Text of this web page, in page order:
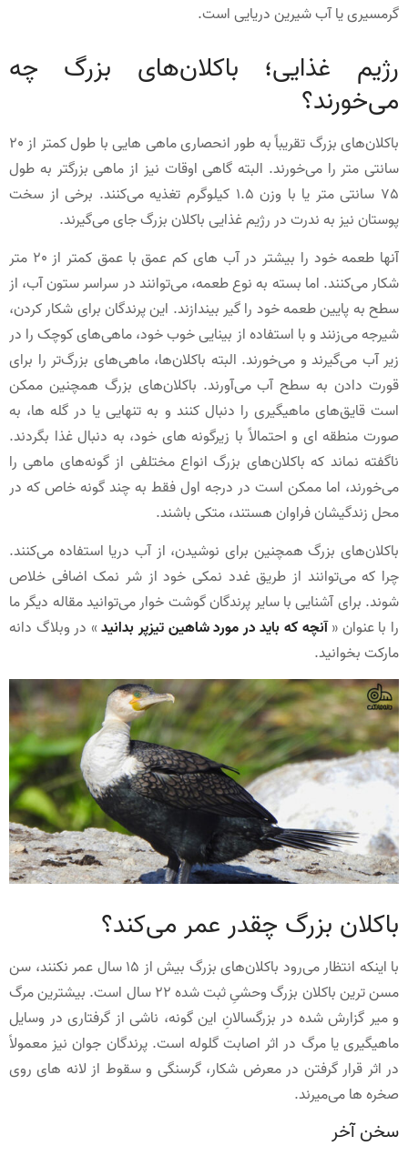
گرمسیری یا آب شیرین دریایی است.
رژیم غذایی؛ باکلان‌های بزرگ چه
می‌خورند؟
باکلان‌های بزرگ تقریباً به طور انحصاری ماهی هایی با طول کمتر از 20
سانتی متر را می‌خورند. البته گاهی اوقات نیز از ماهی بزرگتر به طول
75 سانتی متر یا با وزن 1.5 کیلوگرم تغذیه می‌کنند. برخی از سخت
پوستان نیز به ندرت در رژیم غذایی باکلان بزرگ جای می‌گیرند.
آنها طعمه خود را بیشتر در آب های کم عمق با عمق کمتر از 20 متر
شکار می‌کنند. اما بسته به نوع طعمه، می‌توانند در سراسر ستون آب، از
سطح به پایین طعمه خود را گیر بیندازند. این پرندگان برای شکار کردن،
شیرجه می‌زنند و با استفاده از بینایی خوب خود، ماهی‌های کوچک را در
زیر آب می‌گیرند و می‌خورند. البته باکلان‌ها، ماهی‌های بزرگ‌تر را برای
قورت دادن به سطح آب می‌آورند. باکلان‌های بزرگ همچنین ممکن
است قایق‌های ماهیگیری را دنبال کنند و به تنهایی یا در گله ها، به
صورت منطقه ای و احتمالاً با زیرگونه های خود، به دنبال غذا بگردند.
ناگفته نماند که باکلان‌های بزرگ انواع مختلفی از گونه‌های ماهی را
می‌خورند، اما ممکن است در درجه اول فقط به چند گونه خاص که در
محل زندگیشان فراوان هستند، متکی باشند.
باکلان‌های بزرگ همچنین برای نوشیدن، از آب دریا استفاده می‌کنند.
چرا که می‌توانند از طریق غدد نمکی خود از شر نمک اضافی خلاص
شوند. برای آشنایی با سایر پرندگان گوشت خوار می‌توانید مقاله دیگر ما
را با عنوان «آنچه که باید در مورد شاهین تیزپر بدانید» در وبلاگ دانه
مارکت بخوانید.
باکلان بزرگ چقدر عمر می‌کند؟
با اینکه انتظار می‌رود باکلان‌های بزرگ بیش از 15 سال عمر نکنند، سن
مسن ترین باکلان بزرگ وحشیِ ثبت شده 22 سال است. بیشترین مرگ
و میر گزارش شده در بزرگسالانِ این گونه، ناشی از گرفتاری در وسایل
ماهیگیری یا مرگ در اثر اصابت گلوله است. پرندگان جوان نیز معمولاً
در اثر قرار گرفتن در معرض شکار، گرسنگی و سقوط از لانه های روی
صخره ها می‌میرند.
سخن آخر